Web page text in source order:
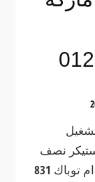
نصف
أوتوماتيك علي العبوات الدائرية موديل ام توباك 831